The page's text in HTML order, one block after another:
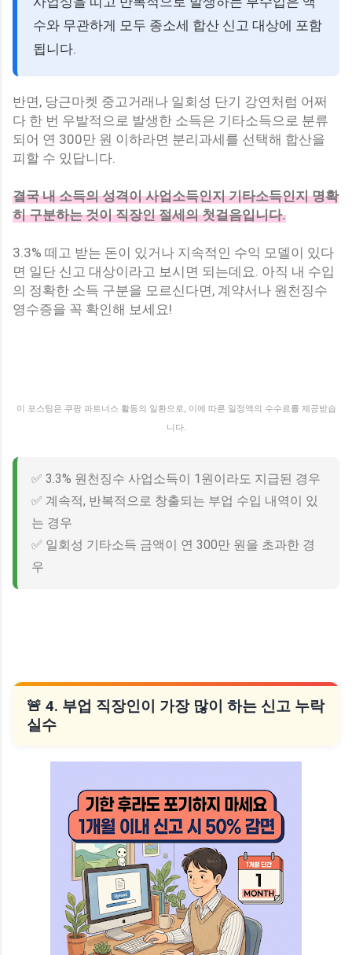
수와 무관하게 모두 종소세 합산 신고 대상에 포함
됩니다.
반면, 당근마켓 중고거래나 일회성 단기 강연처럼 어쩌
다 한 번 우발적으로 발생한 소득은 기타소득으로 분류
되어 연 300만 원 이하라면 분리과세를 선택해 합산을
피할 수 있답니다.
결국 내 소득의 성격이 사업소득인지 기타소득인지 명확
히 구분하는 것이 직장인 절세의 첫걸음입니다.
3.3% 떼고 받는 돈이 있거나 지속적인 수익 모델이 있다
면 일단 신고 대상이라고 보시면 되는데요. 아직 내 수입
의 정확한 소득 구분을 모르신다면, 계약서나 원천징수
영수증을 꼭 확인해 보세요!
이 포스팅은 쿠팡 파트너스 활동의 일환으로, 이에 따른 일정액의 수수료를 제공받습
니다.
✅ 3.3% 원천징수 사업소득이 1원이라도 지급된 경우
✅ 계속적, 반복적으로 창출되는 부업 수입 내역이 있
는 경우
✅ 일회성 기타소득 금액이 연 300만 원을 초과한 경
우
🚨 4. 부업 직장인이 가장 많이 하는 신고 누락
실수